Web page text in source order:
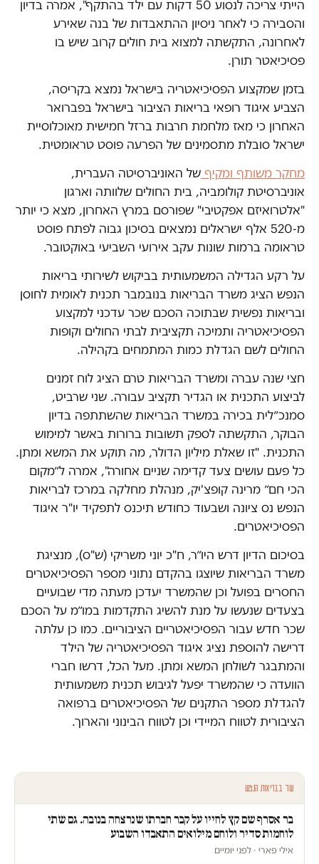
הייתי צריכה לנסוע 50 דקות עם ילד בהתקף", אמרה בדיון
והסבירה כי לאחר ניסיון ההתאבדות של בנה שאירע
לאחרונה, התקשתה למצוא בית חולים קרוב שיש בו
פסיכיאטר תורן.
בזמן שמקצוע הפסיכיאטריה בישראל נמצא בקריסה,
הצביע איגוד רופאי בריאות הציבור בישראל בפברואר
האחרון כי מאז מלחמת חרבות ברזל חמישית מאוכלוסיית
ישראל סובלת מתסמינים של הפרעה פוסט טראומטית.
מחקר משותף ומקיף של האוניברסיטה העברית,
אוניברסיטת קולומביה, בית החולים שלוותה וארגון
"אלטרואיזם אפקטיבי" שפורסם במרץ האחרון, מצא כי יותר
מ-520 אלף ישראלים נמצאים בסיכון גבוה לפתח פוסט
טראומה ברמות שונות עקב אירועי השביעי באוקטובר.
על רקע הגדילה המשמעותית בביקוש לשירותי בריאות
הנפש הציג משרד הבריאות בנובמבר תכנית לאומית לחוסן
ובריאות נפשית שבתוכה הסכם שכר עדכני למקצוע
הפסיכיאטריה ותמיכה תקציבית לבתי החולים וקופות
החולים לשם הגדלת כמות המתמחים בקהילה.
חצי שנה עברה ומשרד הבריאות טרם הציג לוח זמנים
לביצוע התכנית או הגדיר תקציב עבורה. שני שרביט,
סמנכ״לית בכירה במשרד הבריאות שהשתתפה בדיון
הבוקר, התקשתה לספק תשובות ברורות באשר למימוש
התכנית. "זו שאלת מיליון הדולר, מה תוקע את המשא ומתן.
כל פעם עושים צעד קדימה שניים אחורה", אמרה ל״מקום
הכי חם״ מרינה קופצ'יק, מנהלת מחלקה במרכז לבריאות
הנפש נס ציונה ושבעוד כחודש תיכנס לתפקיד יו"ר איגוד
הפסיכיאטרים.
בסיכום הדיון דרש היו״ר, ח"כ יוני משריקי (ש"ס), מנציגת
משרד הבריאות שיוצגו בהקדם נתוני מספר הפסיכיאטרים
החסרים בפועל וכן שהמשרד יעדכן מעתה מדי שבועיים
בצעדים שנעשו על מנת להשיג התקדמות במו״מ על הסכם
שכר חדש עבור הפסיכיאטריים הציבוריים. כמו כן עלתה
דרישה להוספת נציג איגוד הפסיכיאטריה של הילד
והמתבגר לשולחן המשא ומתן. מעל הכל, דרשו חברי
הוועדה כי שהמשרד יפעל לגיבוש תכנית משמעותית
להגדלת מספר התקנים של הפסיכיאטרים ברפואה
הציבורית לטווח המיידי וכן לטווח הבינוני והארוך.
עוד בבריאות הנפש
בר אסרף שם קץ לחייו על קבר חברתו שנרצחה בנובה. גם שתי
לוחמות סדיר ולוחם מילואים התאבדו השבוע
אילי פארי · לפני יומיים